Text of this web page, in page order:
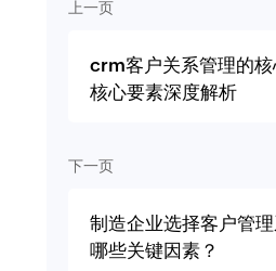
上一页
crm客户关系管理的
核心要素深度解析
下一页
制造企业选择客户管
哪些关键因素？